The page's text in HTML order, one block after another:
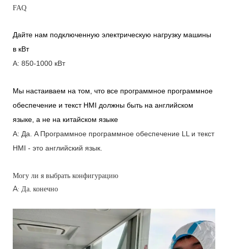
FAQ
Дайте нам подключенную электрическую нагрузку машины
в кВт
A: 850-1000 кВт
Мы настаиваем на том, что все программное программное
обеспечение и текст HMI должны быть на английском
языке, а не на китайском языке
A: Да. AПрограммное программное обеспечение LL и текст
HMI - это английский язык.
Могу ли я выбрать конфигурацию
A: Да, конечно